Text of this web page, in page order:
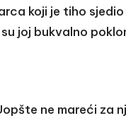
koji je tiho
joj bukvalno
ne mareći za